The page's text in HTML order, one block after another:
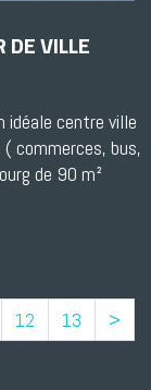
DE VILLE
idéale centre ville
commerces, bus,
de 90 m²
12 13 >